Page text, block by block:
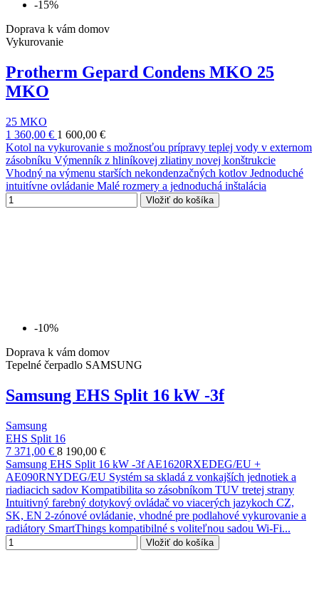
-15%
Doprava k vám domov
Vykurovanie
Protherm Gepard Condens MKO 25
MKO
25 MKO
1 360,00 € 1 600,00 €
Kotol na vykurovanie s možnosťou prípravy teplej vody v externom
zásobníku Výmenník z hliníkovej zliatiny novej konštrukcie
Vhodný na výmenu starších nekondenzačných kotlov Jednoduché
intuitívne ovládanie Malé rozmery a jednoduchá inštalácia
Vložiť do košíka
-10%
Doprava k vám domov
Tepelné čerpadlo SAMSUNG
Samsung EHS Split 16 kW -3f
Samsung
EHS Split 16
7 371,00 € 8 190,00 €
Samsung EHS Split 16 kW -3f AE1620RXEDEG/EU +
AE090RNYDEG/EU Systém sa skladá z vonkajších jednotiek a
riadiacich sadov Kompatibilita so zásobníkom TUV tretej strany
Intuitivný farebný dotykový ovládač vo viacerých jazykoch CZ,
SK, EN 2-zónové ovládanie, vhodné pre podlahové vykurovanie a
radiátory SmartThings kompatibilné s voliteľnou sadou Wi-Fi...
Vložiť do košíka